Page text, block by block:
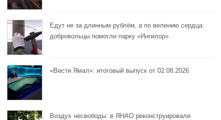
Едут не за длинным рублём, а по велению сердца:
добровольцы помогли парку «Ингилор»
«Вести Ямал»: итоговый выпуск от 02.08.2026
Воздух несвободы: в ЯНАО реконструировали